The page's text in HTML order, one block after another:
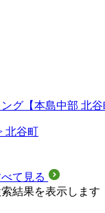
グ【本島中部 北
北谷町
て見る
結果を表示します